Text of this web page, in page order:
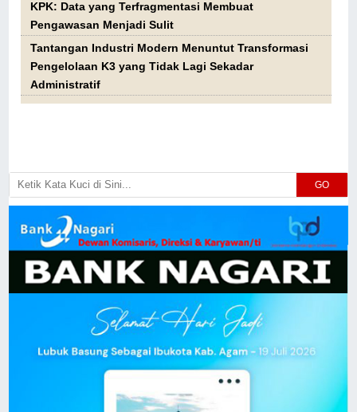
KPK: Data yang Terfragmentasi Membuat
Pengawasan Menjadi Sulit
Tantangan Industri Modern Menuntut Transformasi
Pengelolaan K3 yang Tidak Lagi Sekadar
Administratif
GO